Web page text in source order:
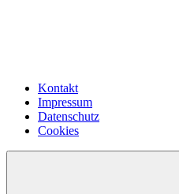
Kontakt
Impressum
Datenschutz
Cookies